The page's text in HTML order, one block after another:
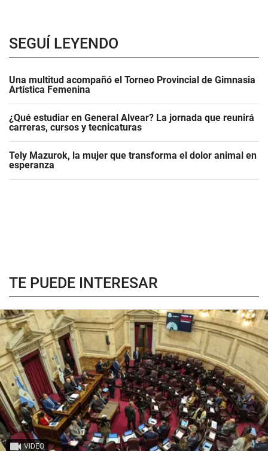
SEGUÍ LEYENDO
Una multitud acompañó el Torneo Provincial de Gimnasia
Artística Femenina
¿Qué estudiar en General Alvear? La jornada que reunirá
carreras, cursos y tecnicaturas
Tely Mazurok, la mujer que transforma el dolor animal en
esperanza
TE PUEDE INTERESAR
VIDEO